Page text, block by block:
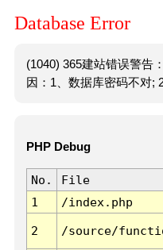
Database Error
(1040) 365建站错误警告
因：1、数据库密码不对;
PHP Debug
No. File
1
/index.php
2 /source/